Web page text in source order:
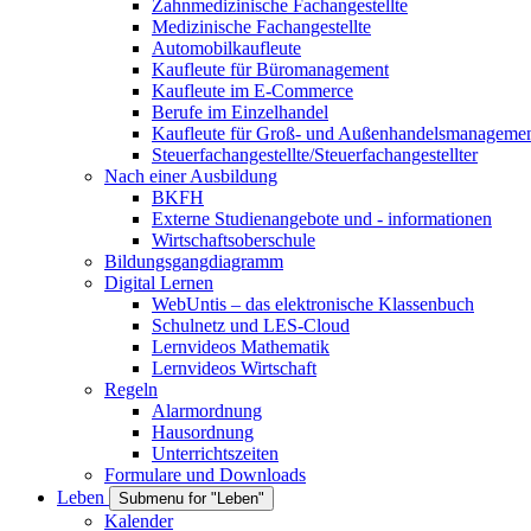
Zahnmedizinische Fachangestellte
Medizinische Fachangestellte
Automobilkaufleute
Kaufleute für Büromanagement
Kaufleute im E-Commerce
Berufe im Einzelhandel
Kaufleute für Groß- und
Steuerfachangestellte/Steuerfachangestellter
Nach einer Ausbildung
BKFH
Externe Studienangebote und - informationen
Wirtschaftsoberschule
Bildungsgangdiagramm
Digital Lernen
WebUntis – das elektronische Klassenbuch
Schulnetz und LES-Cloud
Lernvideos Mathematik
Lernvideos Wirtschaft
Regeln
Alarmordnung
Hausordnung
Unterrichtszeiten
Formulare und Downloads
Leben
Submenu for "Leben"
Kalender